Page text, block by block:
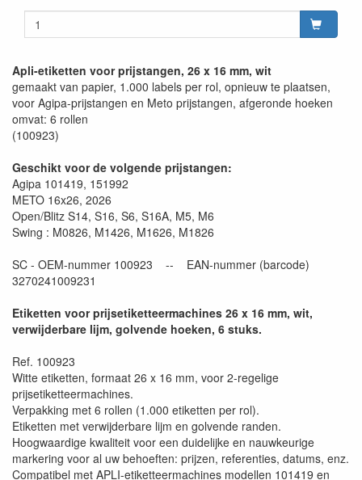
Apli-etiketten voor prijstangen, 26 x 16 mm, wit
gemaakt van papier, 1.000 labels per rol, opnieuw te plaatsen,
voor Agipa-prijstangen en Meto prijstangen, afgeronde hoeken
omvat: 6 rollen
(100923)
Geschikt voor de volgende prijstangen:
Agipa 101419, 151992
METO 16x26, 2026
Open/Blitz S14, S16, S6, S16A, M5, M6
Swing : M0826, M1426, M1626, M1826
SC - OEM-nummer 100923 -- EAN-nummer (barcode)
3270241009231
Etiketten voor prijsetiketteermachines 26 x 16 mm, wit,
verwijderbare lijm, golvende hoeken, 6 stuks.
Ref. 100923
Witte etiketten, formaat 26 x 16 mm, voor 2-regelige
prijsetiketteermachines.
Verpakking met 6 rollen (1.000 etiketten per rol).
Etiketten met verwijderbare lijm en golvende randen.
Hoogwaardige kwaliteit voor een duidelijke en nauwkeurige
markering voor al uw behoeften: prijzen, referenties, datums, enz.
Compatibel met APLI-etiketteermachines modellen 101419 en